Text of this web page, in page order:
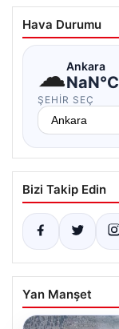
Hava Durumu
☁Ankara
NaN°C
ŞEHIR SEÇ
Bizi Takip Edin
Yan Manşet